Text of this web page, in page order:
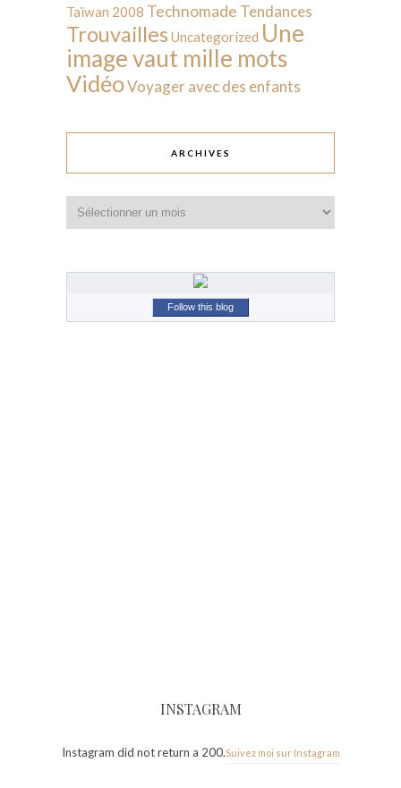
Taïwan 2008 Technomade Tendances
Trouvailles Uncategorized Une
image vaut mille mots
VidéoVoyager avec des enfants
ARCHIVES
Follow this blog
INSTAGRAM
Instagram did not return a 200.Suivez moi sur Instagram